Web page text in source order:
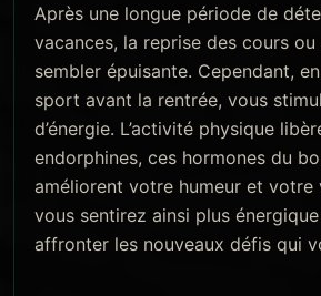
Après une longue période de
vacances, la reprise des cours
sembler épuisante. Cependant,
sport avant la rentrée, vous
d’énergie. L’activité physique
endorphines, ces hormones du
améliorent votre humeur et votre
vous sentirez ainsi plus
affronter les nouveaux défis qui